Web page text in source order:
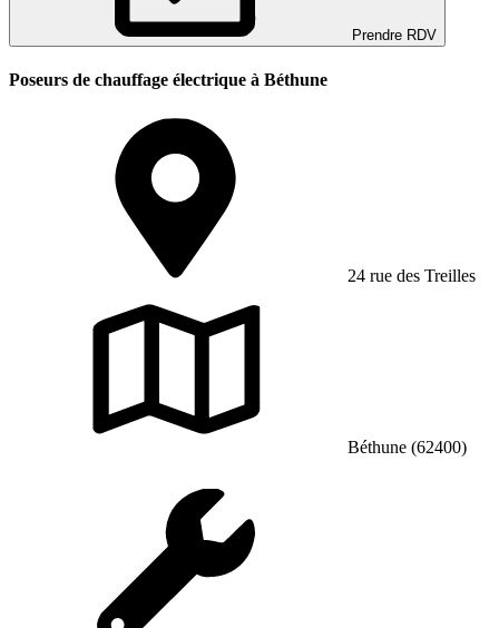
Prendre RDV
Poseurs de chauffage électrique à Béthune
24 rue des Treilles
Béthune (62400)